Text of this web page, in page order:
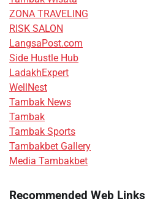
ZONA TRAVELING
RISK SALON
LangsaPost.com
Side Hustle Hub
LadakhExpert
WellNest
Tambak News
Tambak
Tambak Sports
Tambakbet Gallery
Media Tambakbet
Recommended Web Links